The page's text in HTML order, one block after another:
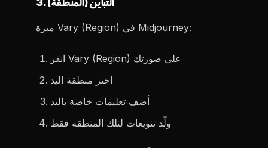
3. التباين (المنطقة)
ميزة Vary (Region) في Midjourney:
انقر Vary (Region) على صورتك
اختر منطقة اليد
أضف تعليمات خاصة باليد
ولّد تنويعات لتلك المنطقة فقط